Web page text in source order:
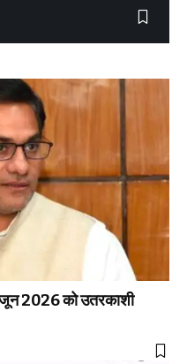
जून 2026 को उतरकाशी